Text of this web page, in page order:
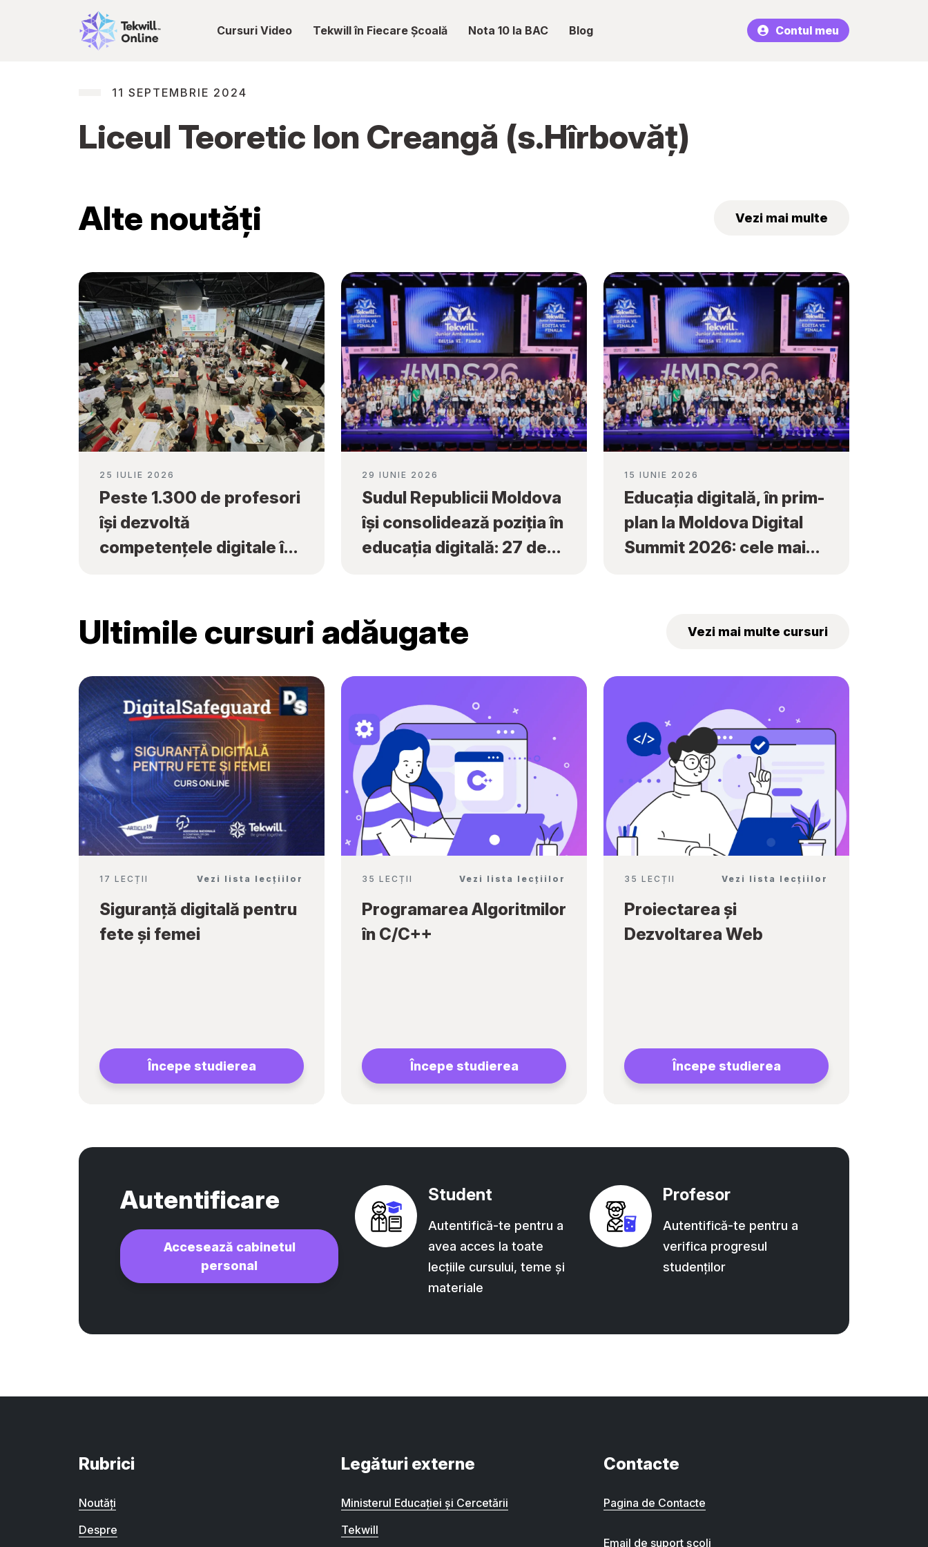
Cursuri Video Tekwill în Fiecare Școală Nota 10 la BAC Blog Contul meu
11 SEPTEMBRIE 2024
Liceul Teoretic Ion Creangă (s.Hîrbovăț)
Alte noutăți
Vezi mai multe
25 IULIE 2026
Peste 1.300 de profesori
își dezvoltă
competențele digitale în
Școală”
29 IUNIE 2026
Sudul Republicii Moldova
își consolidează poziția în
educația digitală: 27 de
Ambassadors”
15 IUNIE 2026
Educația digitală, în prim-
plan la Moldova Digital
Summit 2026: cele mai
„Tekwill Junior
Ultimile cursuri adăugate Vezi mai multe cursuri
17 LECȚII Vezi lista lecțiilor
Siguranță digitală pentru
fete și femei
Începe studierea
35 LECȚII Vezi lista lecțiilor
Programarea Algoritmilor
în C/C++
Începe studierea
35 LECȚII Vezi lista lecțiilor
Proiectarea și
Dezvoltarea Web
Începe studierea
Autentificare
Accesează cabinetul
personal
Student
Autentifică-te pentru a
avea acces la toate
lecțiile cursului, teme și
materiale
Profesor
Autentifică-te pentru a
verifica progresul
studenților
Rubrici
Noutăți
Despre
Legături externe
Ministerul Educației și Cercetării
Tekwill
Contacte
Pagina de Contacte
Email de suport școli